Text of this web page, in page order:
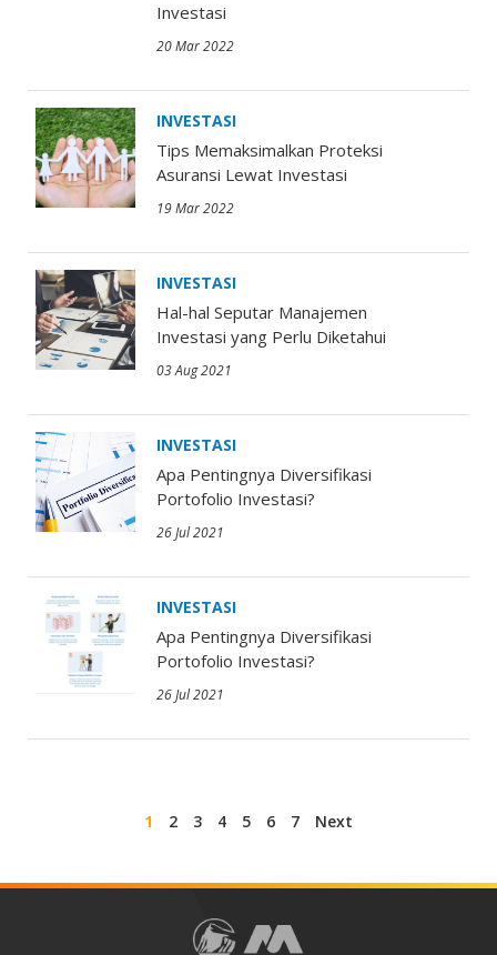
Investasi
20 Mar 2022
INVESTASI
Tips Memaksimalkan Proteksi
Asuransi Lewat Investasi
19 Mar 2022
INVESTASI
Hal-hal Seputar Manajemen
Investasi yang Perlu Diketahui
03 Aug 2021
INVESTASI
Apa Pentingnya Diversifikasi
Portofolio Investasi?
26 Jul 2021
INVESTASI
Apa Pentingnya Diversifikasi
Portofolio Investasi?
26 Jul 2021
1 2 3 4 5 6 7 Next